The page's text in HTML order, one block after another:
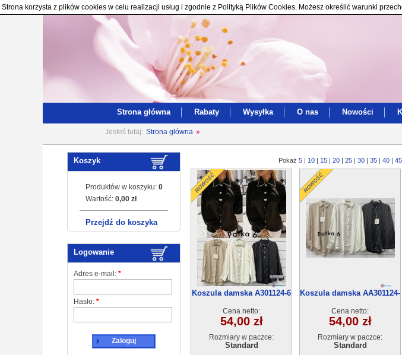
Strona korzysta z plików cookies w celu realizacji usług i zgodnie z Polityką Plików Cookies. Możesz określić warunki
Strona główna Rabaty Wysyłka O nas Nowości
Jesteś tutaj: Strona główna »
Koszyk
Produktów w koszyku: 0
Wartość: 0,00 zł
Przejdź do koszyka
Logowanie
Adres e-mail: *
Hasło: *
Zaloguj
Pokaż 5 | 10 | 15 | 20 | 25 | 30 | 35 | 40 | 45
Koszula damska A301124-6
Cena netto:
54,00 zł
Rozmiary w paczce:
Standard
Koszula damska AA301124-
Cena netto:
54,00 zł
Rozmiary w paczce:
Standard